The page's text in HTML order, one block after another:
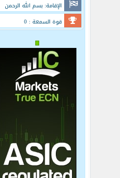
الإقامة: بسم الله الرحمن
الرحيم
قوة السمعة : 0